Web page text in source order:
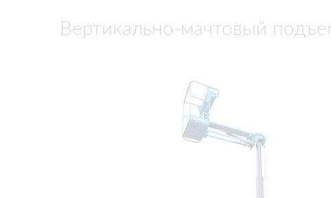
Вертикально-мачтовый